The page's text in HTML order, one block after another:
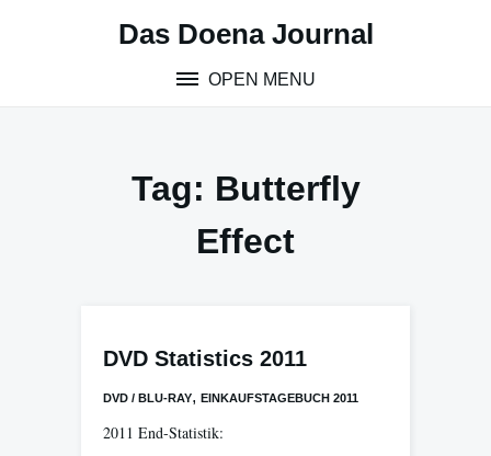
Das Doena Journal
OPEN MENU
Tag: Butterfly
Effect
DVD Statistics 2011
DVD / BLU-RAY, EINKAUFSTAGEBUCH 2011
2011 End-Statistik: